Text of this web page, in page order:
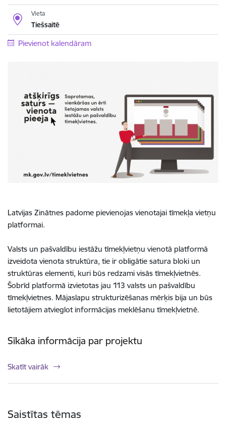
Vieta
Tiešsaitē
Pievienot kalendāram
Latvijas Zinātnes padome pievienojas vienotajai tīmekļa vietņu
platformai.
Valsts un pašvaldību iestāžu tīmekļvietņu vienotā platformā
izveidota vienota struktūra, tie ir obligātie satura bloki un
struktūras elementi, kuri būs redzami visās tīmekļvietnēs.
Šobrīd platformā izvietotas jau 113 valsts un pašvaldību
tīmekļvietnes. Mājaslapu strukturizēšanas mērķis bija un būs
lietotājiem atvieglot informācijas meklēšanu tīmekļvietnē.
Sīkāka informācija par projektu
Skatīt vairāk
Saistītas tēmas